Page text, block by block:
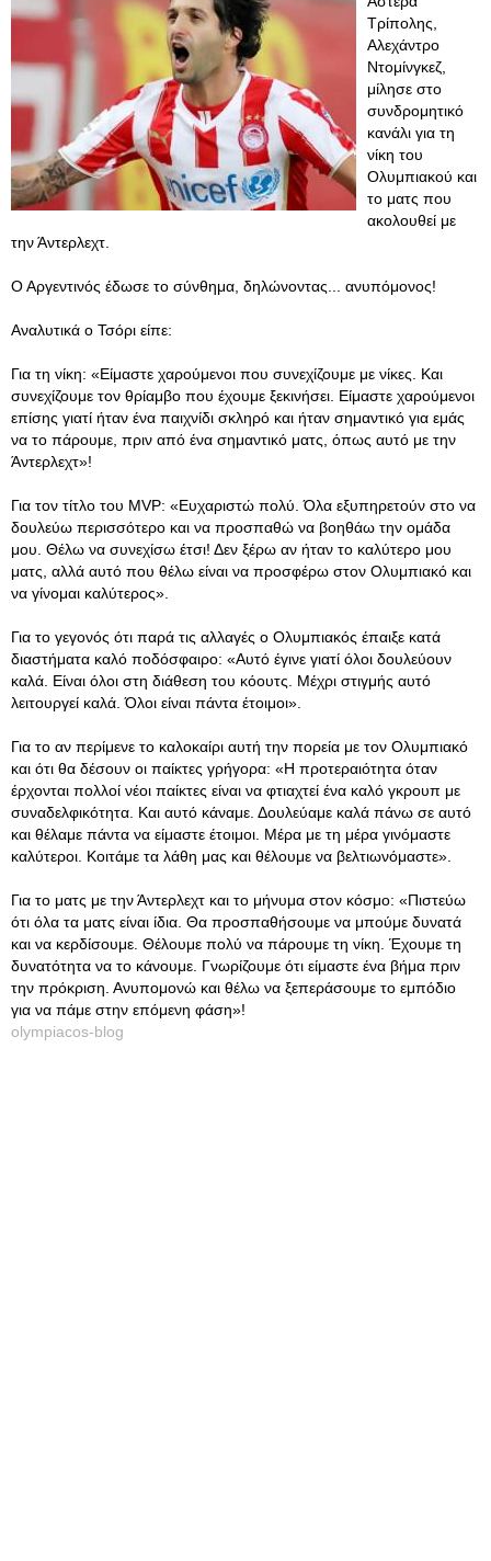
Τρίπολης,
Αλεχάντρο
Ντομίνγκεζ,
μίλησε στο
συνδρομητικό
κανάλι για τη
νίκη του
Ολυμπιακού και
το ματς που
ακολουθεί με
την Άντερλεχτ.
Ο Αργεντινός έδωσε το σύνθημα, δηλώνοντας... ανυπόμονος!
Αναλυτικά ο Τσόρι είπε:
Για τη νίκη: «Είμαστε χαρούμενοι που συνεχίζουμε με νίκες. Και
συνεχίζουμε τον θρίαμβο που έχουμε ξεκινήσει. Είμαστε χαρούμενοι
επίσης γιατί ήταν ένα παιχνίδι σκληρό και ήταν σημαντικό για εμάς
να το πάρουμε, πριν από ένα σημαντικό ματς, όπως αυτό με την
Άντερλεχτ»!
Για τον τίτλο του MVP: «Ευχαριστώ πολύ. Όλα εξυπηρετούν στο να
δουλεύω περισσότερο και να προσπαθώ να βοηθάω την ομάδα
μου. Θέλω να συνεχίσω έτσι! Δεν ξέρω αν ήταν το καλύτερο μου
ματς, αλλά αυτό που θέλω είναι να προσφέρω στον Ολυμπιακό και
να γίνομαι καλύτερος».
Για το γεγονός ότι παρά τις αλλαγές ο Ολυμπιακός έπαιξε κατά
διαστήματα καλό ποδόσφαιρο: «Αυτό έγινε γιατί όλοι δουλεύουν
καλά. Είναι όλοι στη διάθεση του κόουτς. Μέχρι στιγμής αυτό
λειτουργεί καλά. Όλοι είναι πάντα έτοιμοι».
Για το αν περίμενε το καλοκαίρι αυτή την πορεία με τον Ολυμπιακό
και ότι θα δέσουν οι παίκτες γρήγορα: «Η προτεραιότητα όταν
έρχονται πολλοί νέοι παίκτες είναι να φτιαχτεί ένα καλό γκρουπ με
συναδελφικότητα. Και αυτό κάναμε. Δουλεύαμε καλά πάνω σε αυτό
και θέλαμε πάντα να είμαστε έτοιμοι. Μέρα με τη μέρα γινόμαστε
καλύτεροι. Κοιτάμε τα λάθη μας και θέλουμε να βελτιωνόμαστε».
Για το ματς με την Άντερλεχτ και το μήνυμα στον κόσμο: «Πιστεύω
ότι όλα τα ματς είναι ίδια. Θα προσπαθήσουμε να μπούμε δυνατά
και να κερδίσουμε. Θέλουμε πολύ να πάρουμε τη νίκη. Έχουμε τη
δυνατότητα να το κάνουμε. Γνωρίζουμε ότι είμαστε ένα βήμα πριν
την πρόκριση. Ανυπομονώ και θέλω να ξεπεράσουμε το εμπόδιο
για να πάμε στην επόμενη φάση»!
olympiacos-blog